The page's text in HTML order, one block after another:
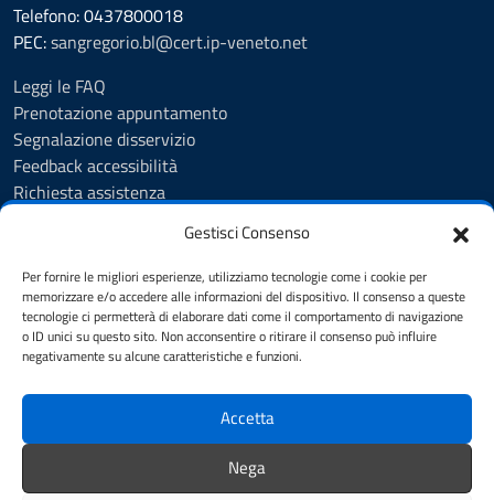
Gestisci Consenso
Per fornire le migliori esperienze, utilizziamo tecnologie come i cookie per
memorizzare e/o accedere alle informazioni del dispositivo. Il consenso a queste
tecnologie ci permetterà di elaborare dati come il comportamento di navigazione
o ID unici su questo sito. Non acconsentire o ritirare il consenso può influire
negativamente su alcune caratteristiche e funzioni.
Accetta
Nega
Telefono: 0437800018
PEC:sangregorio.bl@cert.ip-veneto.net
Leggi le FAQ
Prenotazione appuntamento
Segnalazione disservizio
Feedback accessibilità
Richiesta assistenza
Amministrazione trasparente
Informativa privacy
Cookie Policy (UE)
Dichiarazione di accessibilità
Accessibilità
SEGUICI SU